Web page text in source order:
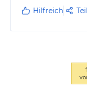
Aufenthalt zu
daher ideal
einfach auch das
Hilfreich